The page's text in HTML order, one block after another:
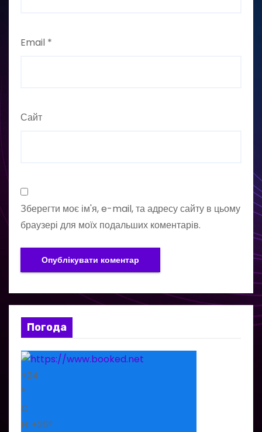
Email *
Сайт
Зберегти моє ім'я, e-mail, та адресу сайту в цьому
браузері для моїх подальших коментарів.
Погода
+24
°
C
H: +26°